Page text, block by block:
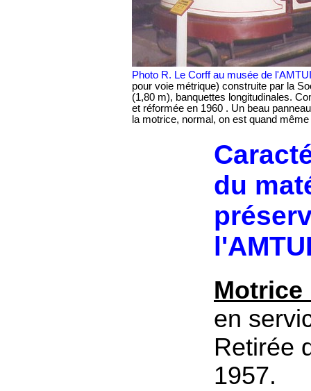
Photo R. Le Corff au musée de
pour voie métrique) construite par la
(1,80 m), banquettes longitudinales.
et réformée en 1960 . Un beau
la motrice, normal, on est quand
du
Motrice
en
Retirée
1957.